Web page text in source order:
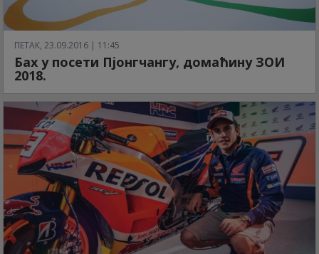
ПЕТАК, 23.09.2016 | 11:45
Бах у посети Пјонгчангу, домаћину ЗОИ
2018.